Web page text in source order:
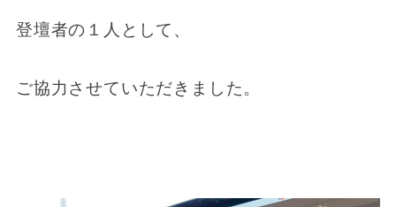
登壇者の１人として、
ご協力させていただきました。